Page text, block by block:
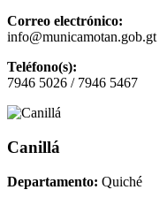
Correo electrónico:
info@municamotan.gob.gt
Teléfono(s):
7946 5026 / 7946 5467
Canillá
Departamento: Quiché